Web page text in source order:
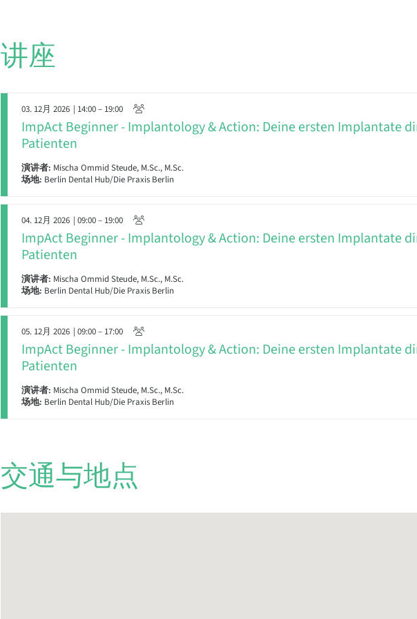
讲座
03. 12月 2026 | 14:00 – 19:00
ImpAct Beginner - Implantology & Action: Deine ersten Implantate
Patienten
演讲者: Mischa Ommid Steude, M.Sc., M.Sc.
场地: Berlin Dental Hub/Die Praxis Berlin
04. 12月 2026 | 09:00 – 19:00
ImpAct Beginner - Implantology & Action: Deine ersten Implantate
Patienten
演讲者: Mischa Ommid Steude, M.Sc., M.Sc.
场地: Berlin Dental Hub/Die Praxis Berlin
05. 12月 2026 | 09:00 – 17:00
ImpAct Beginner - Implantology & Action: Deine ersten Implantate
Patienten
演讲者: Mischa Ommid Steude, M.Sc., M.Sc.
场地: Berlin Dental Hub/Die Praxis Berlin
交通与地点